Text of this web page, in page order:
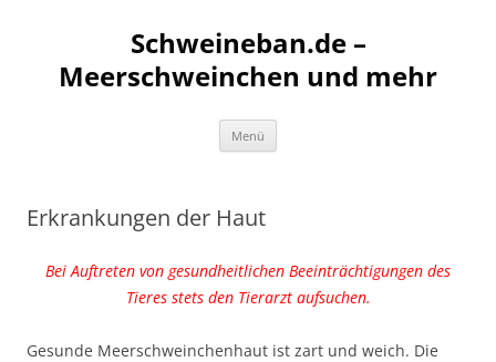
Schweineban.de –
Meerschweinchen und mehr
Menü
Erkrankungen der Haut
Bei Auftreten von gesundheitlichen Beeinträchtigungen des
Tieres stets den Tierarzt aufsuchen.
Gesunde Meerschweinchenhaut ist zart und weich. Die